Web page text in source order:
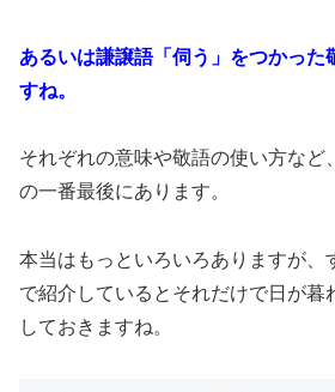
あるいは謙譲語「伺う」をつかった
すね。
それぞれの意味や敬語の使い方など
の一番最後にあります。
本当はもっといろいろありますが、
で紹介しているとそれだけで日が暮
しておきますね。